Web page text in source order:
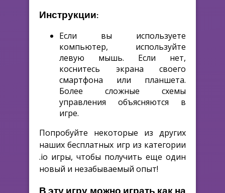
Инструкции:
Если вы используете
компьютер, используйте
левую мышь. Если нет,
коснитесь экрана своего
смартфона или планшета.
Более сложные схемы
управления объясняются в
игре.
Попробуйте некоторые из других
наших бесплатных игр из категории
.io игры, чтобы получить еще один
новый и незабываемый опыт!
В эту игру можно играть как на